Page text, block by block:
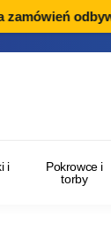
i
Pokrowce i
torby